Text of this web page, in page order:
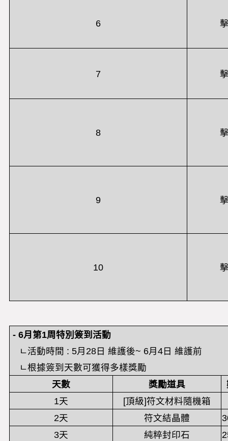
6
7
8
9
10
- 6月第1周特別簽到活動
ㄴ活動時間 : 5月 28日 維護後~ 6月 4日 維護前
ㄴ根據簽到天數可獲得多樣獎勵
天數
獎勵道具
1天
[頂級]符文材料隨機箱
2天
符文結晶體
3天
純粹封印石